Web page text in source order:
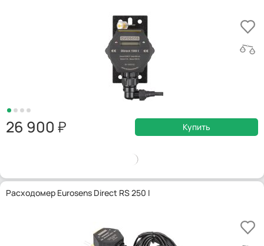
26 900 Купить
Расходомер Eurosens Direct RS 250 I